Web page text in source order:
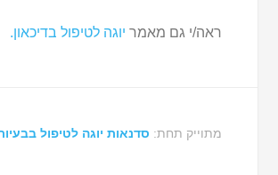
ראה/י גם מאמר יוגה לטיפול בדיכאון.
מתוייק תחת: סדנאות יוגה לטיפול